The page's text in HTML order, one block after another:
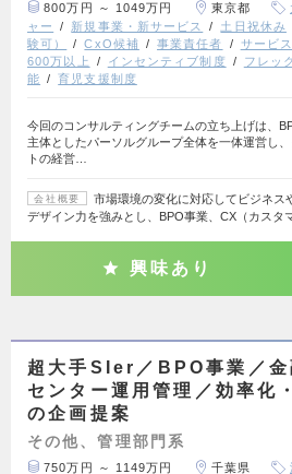
800万円 ～ 1049万円 東京都
ャー
新規事業・新サービス 土日祝休み
験可）
CxO候補 事業責任者 サービ
600万以上
インセンティブ制度 フレッ
能
育児支援制度
今回のコンサルティングチームの立ち上げは、
主体としたパーソルグループ全体を一体運営し
トの経営…
会社概要
市場環境の変化に対応してビジネス
デザイン力を強みとし、BPO事業、CX（カスタ
興味あり
超大手SIer／BPO事業／金
センター運用管理／効率化
の企画提案
その他、管理部門系
750万円 ～ 1149万円 千葉県